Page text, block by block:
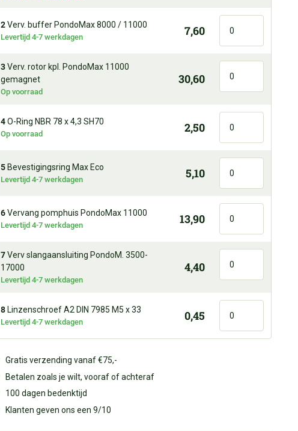
2Verv. buffer PondoMax 8000 / 11000
Levertijd 4-7 werkdagen 7,60
3Verv. rotor kpl. PondoMax 11000
gemagnet
Op voorraad
30,60
4O-Ring NBR 78 x 4,3 SH70
Op voorraad 2,50
5 Bevestigingsring Max Eco
Levertijd 4-7 werkdagen 5,10
6Vervang pomphuis PondoMax 11000
Levertijd 4-7 werkdagen 13,90
7Verv slangaansluiting PondoM. 3500-
17000
Levertijd 4-7 werkdagen
4,40
8 Linzenschroef A2 DIN 7985 M5 x 33
Levertijd 4-7 werkdagen 0,45
Gratis verzending vanaf €75,-
Betalen zoals je wilt, vooraf of achteraf
100 dagen bedenktijd
Klanten geven ons een 9/10